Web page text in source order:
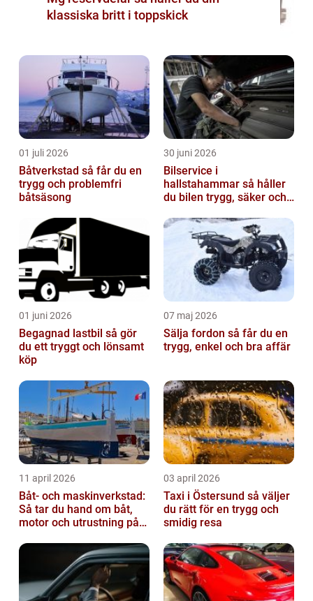
klassiska britt i toppskick
01 juli 2026
Båtverkstad så får du en
trygg och problemfri
båtsäsong
30 juni 2026
Bilservice i
hallstahammar så håller
du bilen trygg, säker och
01 juni 2026
Begagnad lastbil så gör
du ett tryggt och lönsamt
köp
07 maj 2026
Sälja fordon så får du en
trygg, enkel och bra affär
11 april 2026
Båt- och maskinverkstad:
Så tar du hand om båt,
motor och utrustning på
03 april 2026
Taxi i Östersund så väljer
du rätt för en trygg och
smidig resa